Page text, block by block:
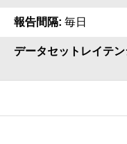
報告間隔 毎日
データセットレイテ